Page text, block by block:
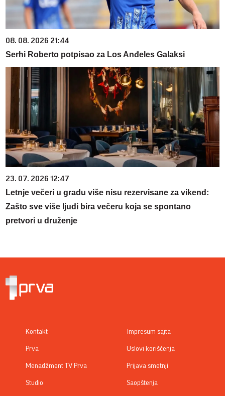
08. 08. 2026 21:44
Serhi Roberto potpisao za Los Anđeles Galaksi
23. 07. 2026 12:47
Letnje večeri u gradu više nisu rezervisane za vikend:
Zašto sve više ljudi bira večeru koja se spontano
pretvori u druženje
Kontakt
Prva
Menadžment TV Prva
Studio
Impresum sajta
Uslovi korišćenja
Prijava smetnji
Saopštenja